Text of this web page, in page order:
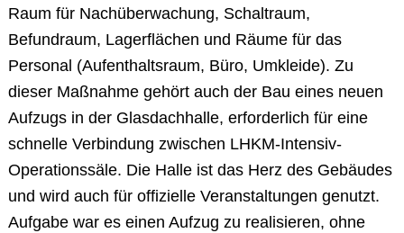
Raum für Nachüberwachung, Schaltraum,
Befundraum, Lagerflächen und Räume für das
Personal (Aufenthaltsraum, Büro, Umkleide). Zu
dieser Maßnahme gehört auch der Bau eines neuen
Aufzugs in der Glasdachhalle, erforderlich für eine
schnelle Verbindung zwischen LHKM-Intensiv-
Operationssäle. Die Halle ist das Herz des Gebäudes
und wird auch für offizielle Veranstaltungen genutzt.
Aufgabe war es einen Aufzug zu realisieren, ohne